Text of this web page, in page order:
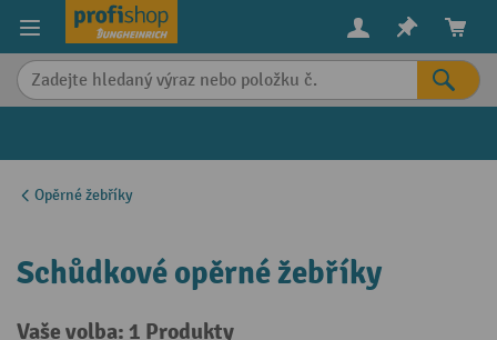
content
Opěrné žebříky
Schůdkové opěrné žebříky
Vaše volba: 1 Produkty